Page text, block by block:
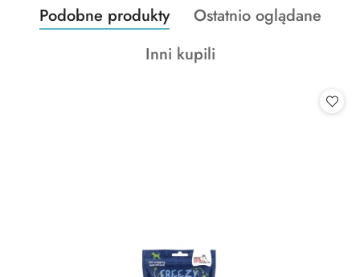
Pomiń karuzelę produktów
Produkty
o
Podobne produkty
Produkty
statusie:
Ostatnio oglądane
Produkty
Inni kupili